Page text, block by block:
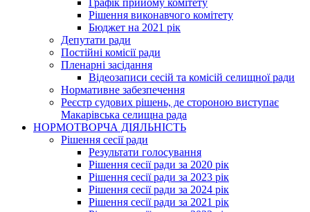
Графік прийому комітету
Рішення виконавчого комітету
Бюджет на 2021 рік
Депутати ради
Постійні комісії ради
Пленарні засідання
Відеозаписи сесій та комісій селищної ради
Нормативне забезпечення
Реєстр судових рішень, де стороною виступає
Макарівська селищна рада
НОРМОТВОРЧА ДІЯЛЬНІСТЬ
Рішення сесії ради
Результати голосування
Рішення сесії ради за 2020 рік
Рішення сесії ради за 2023 рік
Рішення сесії ради за 2024 рік
Рішення сесії ради за 2021 рік